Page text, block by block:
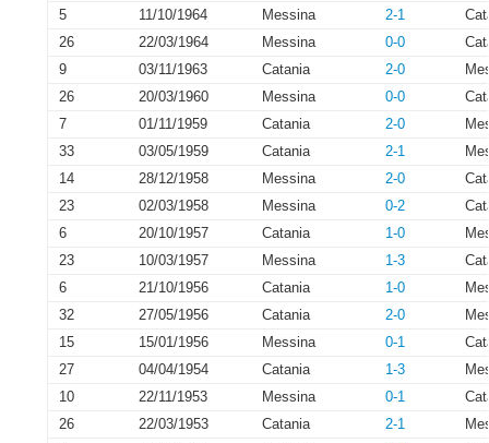
5
11/10/1964 Messina 2-1
26
22/03/1964 Messina 0-0
9
03/11/1963 Catania 2-0
26
20/03/1960 Messina 0-0
7
01/11/1959 Catania 2-0
33
03/05/1959 Catania 2-1
14
28/12/1958 Messina 2-0
23
02/03/1958 Messina 0-2
6
20/10/1957 Catania 1-0
23
10/03/1957 Messina 1-3
6
21/10/1956 Catania 1-0
32
27/05/1956 Catania 2-0
15
15/01/1956 Messina 0-1
27
04/04/1954 Catania 1-3
10
22/11/1953 Messina 0-1
26
22/03/1953 Catania 2-1